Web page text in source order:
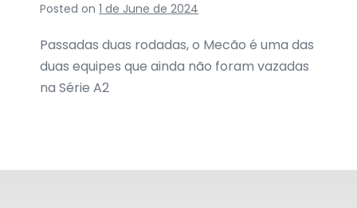
Posted on 1 de June de 2024
Passadas duas rodadas, o Mecão é uma das
duas equipes que ainda não foram vazadas
na Série A2